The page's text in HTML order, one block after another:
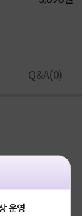
운영
Q&A(0)